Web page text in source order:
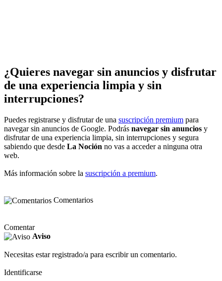
¿Quieres navegar sin anuncios y disfrutar
de una experiencia limpia y sin
interrupciones?
Puedes registrarse y disfrutar de una suscripción premium para
navegar sin anuncios de Google. Podrás navegar sin anuncios y
disfrutar de una experiencia limpia, sin interrupciones y segura
sabiendo que desde La Noción no vas a acceder a ninguna otra
web.
Más información sobre la suscripción a premium.
Comentarios
Comentar
Aviso
Necesitas estar registrado/a para escribir un comentario.
Identificarse